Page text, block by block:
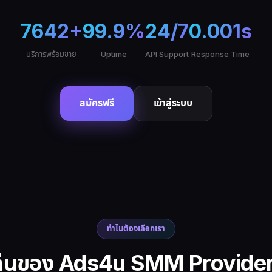
7642+
บริการพร้อมขาย
99.9%
Uptime
24/7
API Support
0.001s
Response Time
สมัครฟรี เข้าสู่ระบบ
ทำไมต้องเลือกเรา
นของAds4u SMM